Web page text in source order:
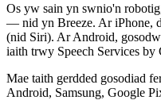
Os yw sain yn swnio'n
— nid yn Breeze. Ar iPhone,
(nid Siri). Ar Android,
iaith trwy Speech Services by
Mae taith gerdded gosodiad
Android, Samsung, Google